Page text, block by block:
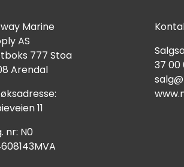
Marine
AS
777 Stoa
Arendal
11
nr: N0
37 00